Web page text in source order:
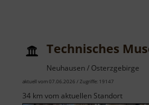
Zwönitz
Technisches
Neuhausen / Osterzgebirge
aktuell vom 07.06.2026 / Zugriffe: 19147
34 km vom aktuellen Standort